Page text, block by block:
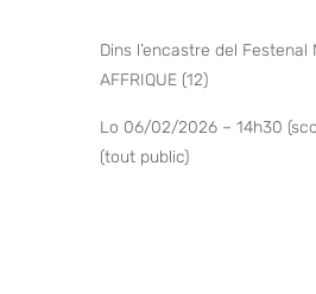
Dins l’encastre del Festenal
AFFRIQUE (12)
Lo 06/02/2026 – 14h30
(tout public)